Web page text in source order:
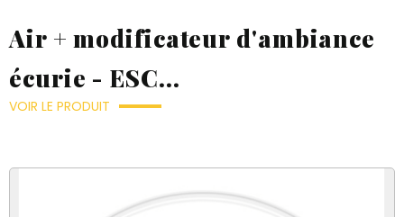
Air + modificateur d'ambiance
écurie - ESC...
VOIR LE PRODUIT